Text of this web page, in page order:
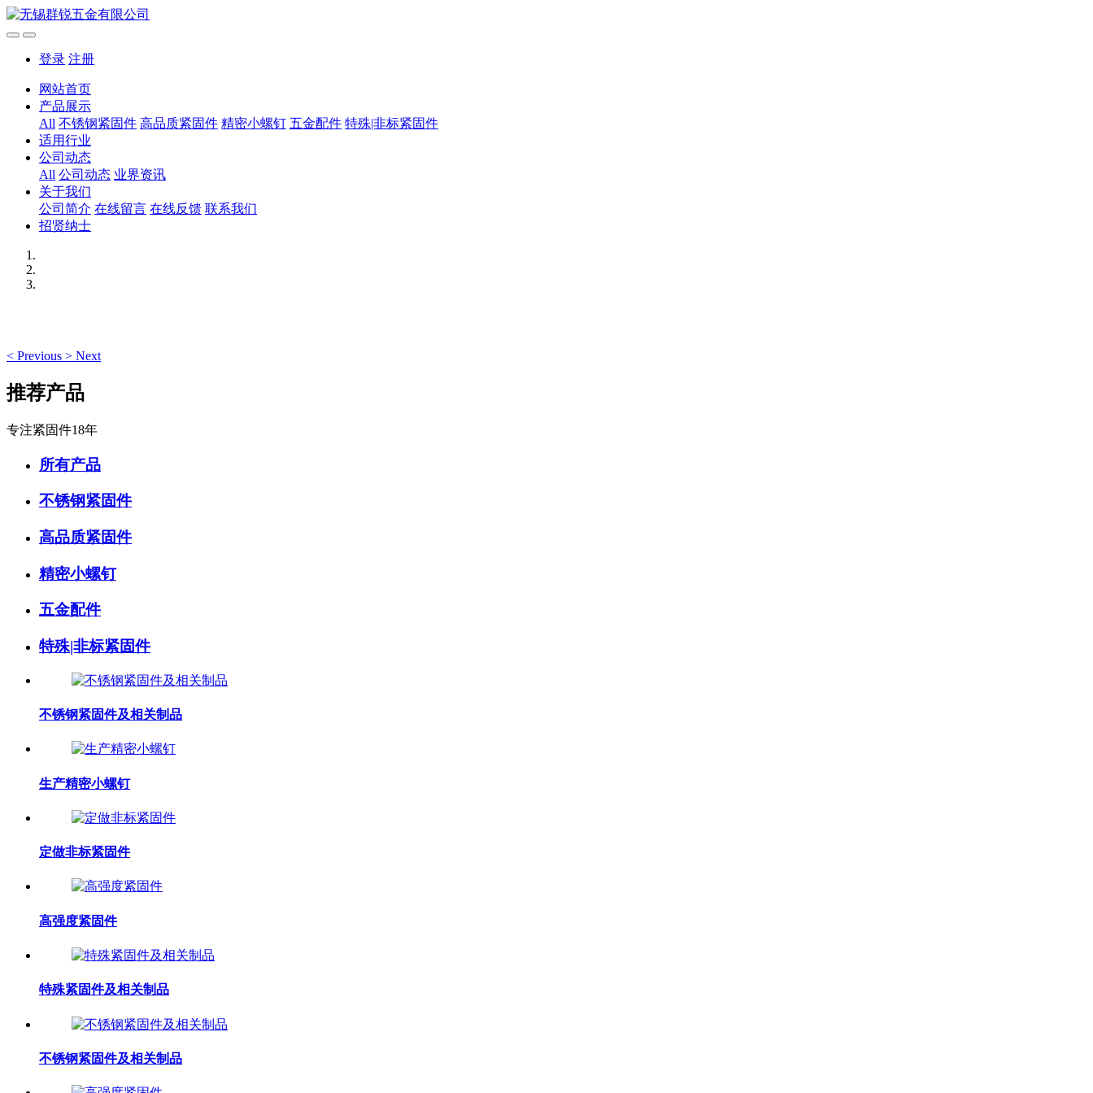
登录 注册
网站首页
产品展示
All 不锈钢紧固件 高品质紧固件 精密小螺钉 五金配件 特殊|非标紧固件
适用行业
公司动态
All 公司动态 业界资讯
关于我们
公司简介 在线留言 在线反馈 联系我们
招贤纳士
< Previous > Next
推荐产品
专注紧固件18年
所有产品
不锈钢紧固件
高品质紧固件
精密小螺钉
五金配件
特殊|非标紧固件
不锈钢紧固件及相关制品
生产精密小螺钉
定做非标紧固件
高强度紧固件
特殊紧固件及相关制品
不锈钢紧固件及相关制品